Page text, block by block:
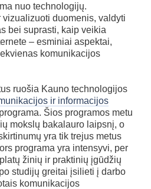
nuo technologijų.
duomenis, valdyti
bei suprasti, kaip veikia
– esminiai aspektai,
komunikacijos
ruošia Kauno technologijos
ir informacijos
Šios programos metu
mokslų bakalauro laipsnį, o
yra tik trejus metus
programa yra intensyvi, per
žinių ir praktinių įgūdžių
studijų greitai įsilieti į darbo
komunikacijos